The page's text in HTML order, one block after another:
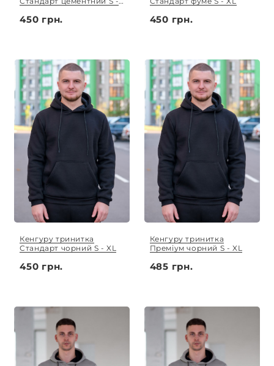
450 грн. 450 грн.
Кенгуру тринитка
Стандарт чорний S - XL
450 грн.
Кенгуру тринитка
Преміум чорний S - XL
485 грн.